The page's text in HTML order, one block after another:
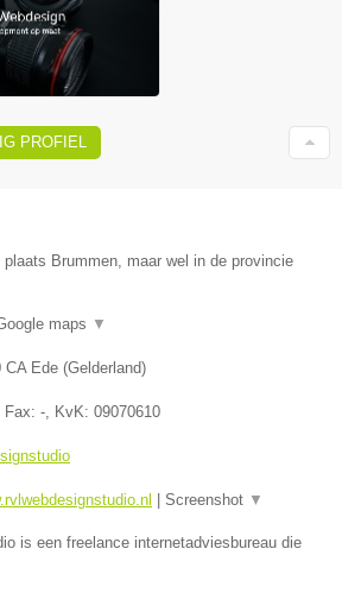
PROFIEL
Brummen, maar wel in de provincie
maps ▼
CA Ede (Gelderland)
, Fax: - , KvK: 09070610
Screenshot ▼
is een freelance internetadviesbureau die